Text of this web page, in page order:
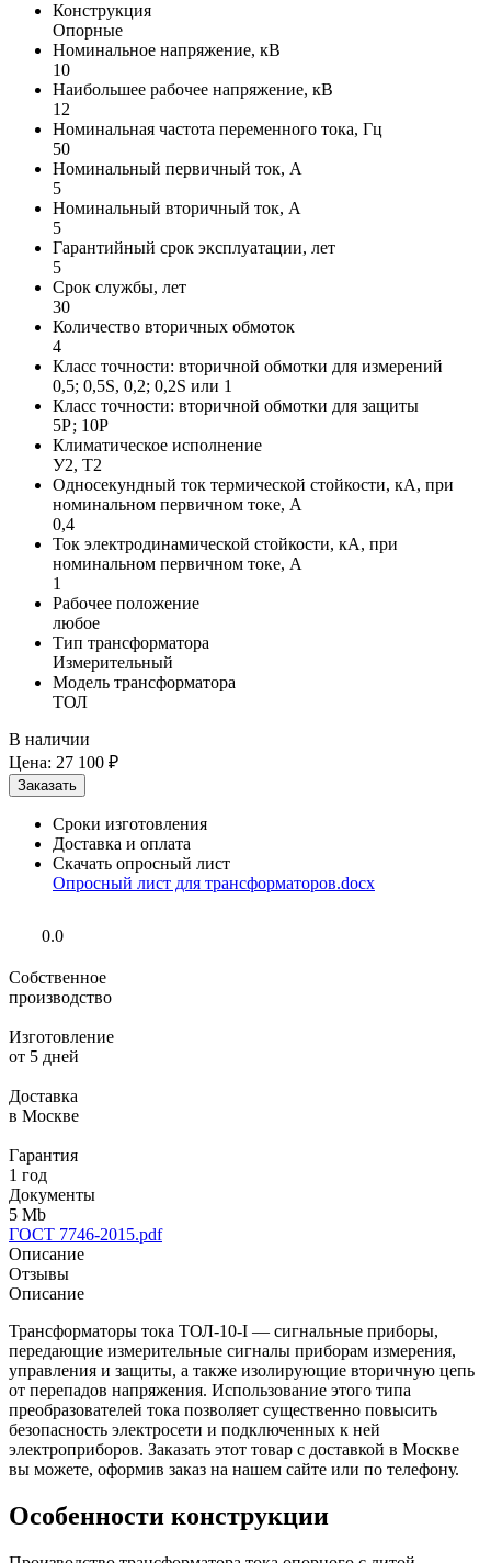
Конструкция
Опорные
Номинальное напряжение, кВ
10
Наибольшее рабочее напряжение, кВ
12
Номинальная частота переменного тока, Гц
50
Номинальный первичный ток, А
5
Номинальный вторичный ток, А
5
Гарантийный срок эксплуатации, лет
5
Срок службы, лет
30
Количество вторичных обмоток
4
Класс точности: вторичной обмотки для измерений
0,5; 0,5S, 0,2; 0,2S или 1
Класс точности: вторичной обмотки для защиты
5Р; 10Р
Климатическое исполнение
У2, Т2
Односекундный ток термической стойкости, кА, при
номинальном первичном токе, А
0,4
Ток электродинамической стойкости, кА, при
номинальном первичном токе, А
1
Рабочее положение
любое
Тип трансформатора
Измерительный
Модель трансформатора
ТОЛ
В наличии
Цена: 27 100 ₽
Сроки изготовления
Доставка и оплата
Скачать опросный лист
Опросный лист для трансформаторов.docx
0.0
Собственное
производство
Изготовление
от 5 дней
Доставка
в Москве
Гарантия
1 год
Документы
5 Mb
ГОСТ 7746-2015.pdf
Описание
Отзывы
Описание
Трансформаторы тока ТОЛ-10-I — сигнальные приборы,
передающие измерительные сигналы приборам измерения,
управления и защиты, а также изолирующие вторичную цепь
от перепадов напряжения. Использование этого типа
преобразователей тока позволяет существенно повысить
безопасность электросети и подключенных к ней
электроприборов. Заказать этот товар с доставкой в Москве
вы можете, оформив заказ на нашем сайте или по телефону.
Особенности конструкции